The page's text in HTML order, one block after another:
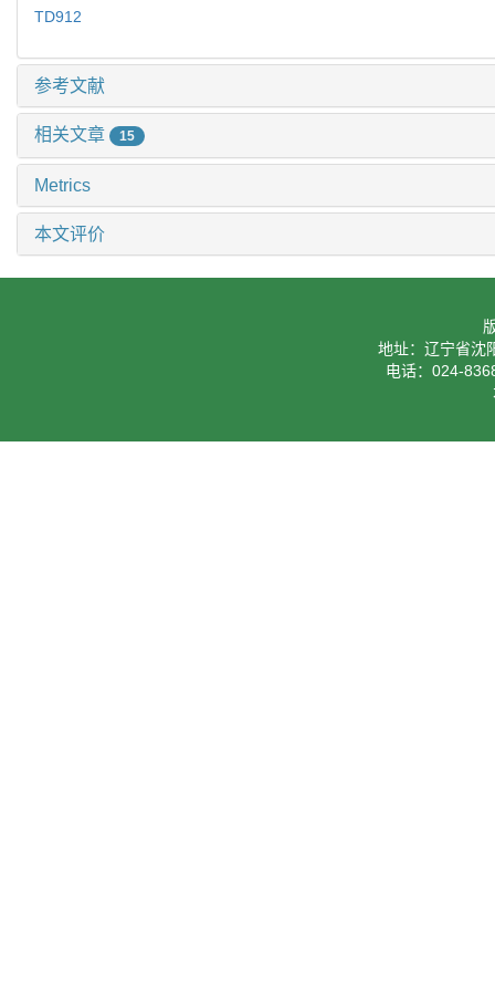
TD912
参考文献
相关文章 15
Metrics
本文评价
地址：辽宁省沈
电话：024-